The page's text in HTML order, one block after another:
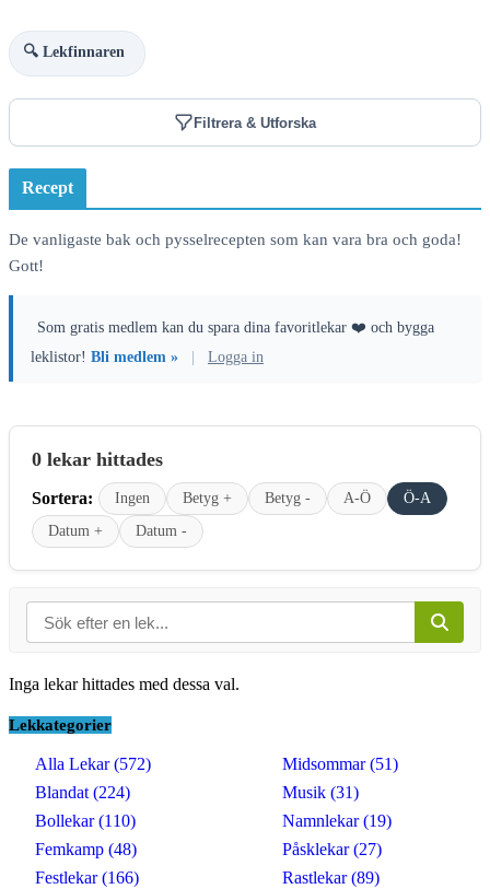
🔍 Lekfinnaren
Filtrera & Utforska
Recept
De vanligaste bak och pysselrecepten som kan vara bra och goda!
Gott!
Som gratis medlem kan du spara dina favoritlekar ❤️ och bygga
leklistor! Bli medlem » Logga in
0 lekar hittades
Sortera: Ingen Betyg + Betyg - A-Ö
Ö-A
Datum +
Datum -
Inga lekar hittades med dessa val.
Lekkategorier
Alla Lekar (572)
Blandat (224)
Bollekar (110)
Femkamp (48)
Festlekar (166)
Midsommar (51)
Musik (31)
Namnlekar (19)
Påsklekar (27)
Rastlekar (89)